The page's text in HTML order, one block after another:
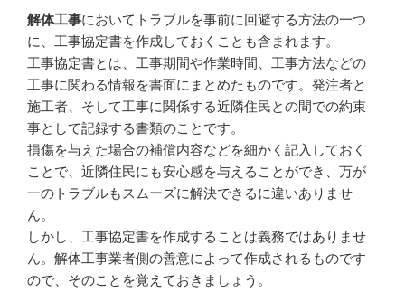
解体工事においてトラブルを事前に回避する方法の一つ
に、工事協定書を作成しておくことも含まれます。
工事協定書とは、工事期間や作業時間、工事方法などの
工事に関わる情報を書面にまとめたものです。発注者と
施工者、そして工事に関係する近隣住民との間での約束
事として記録する書類のことです。
損傷を与えた場合の補償内容などを細かく記入しておく
ことで、近隣住民にも安心感を与えることができ、万が
一のトラブルもスムーズに解決できるに違いありませ
ん。
しかし、工事協定書を作成することは義務ではありませ
ん。解体工事業者側の善意によって作成されるものです
ので、そのことを覚えておきましょう。